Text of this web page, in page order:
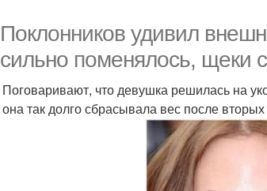
Поклонников удивил
сильно поменялось, щеки
Поговаривают, что девушка решилась на
она так долго сбрасывала вес после